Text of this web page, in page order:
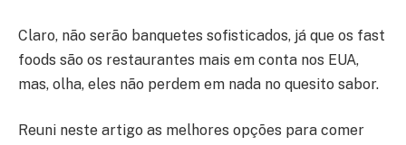
Claro, não serão banquetes sofisticados, já que os fast
foods são os restaurantes mais em conta nos EUA,
mas, olha, eles não perdem em nada no quesito sabor.
Reuni neste artigo as melhores opções para comer